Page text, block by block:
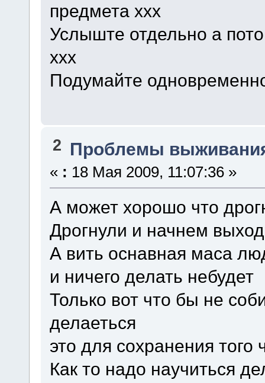
предмета ххх
Услыште отдельно а
ххх
Подумайте
2 Проблемы
« : 18 Мая 2009, 11:07:36 »
А может хорошо что
Дрогнули и начнем выход
А вить оснавная маса
и ничего делать небудет
Только вот что бы не
делаеться
это для сохранения того
Как то надо научиться